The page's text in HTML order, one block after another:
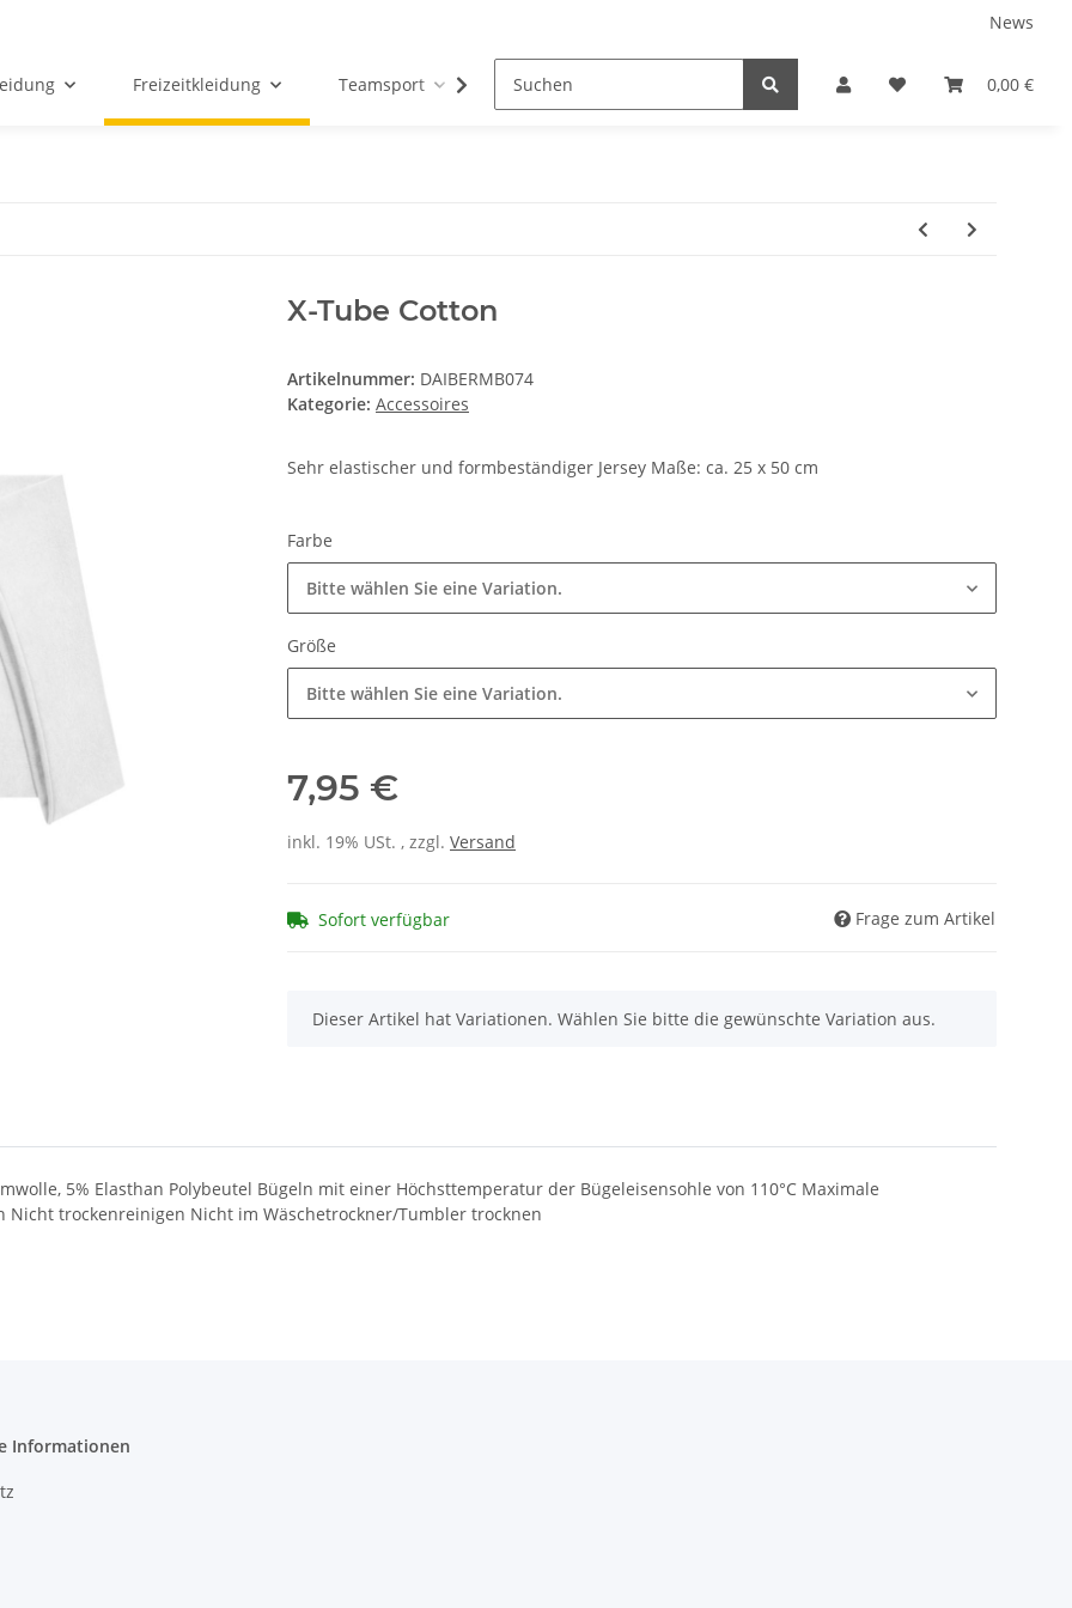
News
0,00 €
Freizeitkleidung Teamsport Partnershops
X-Tube Cotton
Artikelnummer: DAIBERMB074
Kategorie: Accessoires
Sehr elastischer und formbeständiger Jersey Maße: ca. 25 x 50 cm
Farbe
Bitte wählen Sie eine Variation.
Größe
Bitte wählen Sie eine Variation.
7,95 €
inkl. 19% USt. , zzgl. Versand
Sofort verfügbar Frage zum Artikel
x
Dieser Artikel hat Variationen. Wählen Sie bitte die gewünschte Variation aus.
5% Elasthan Polybeutel Bügeln mit einer Höchsttemperatur der Bügeleisensohle von 110°C Maximale
Nicht trockenreinigen Nicht im Wäschetrockner/Tumbler trocknen
Informationen